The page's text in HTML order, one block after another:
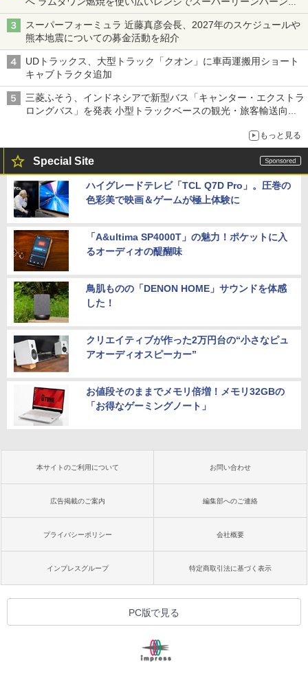
焼を実現
スーパーフォーミュラ 近藤真彦会長、2027年のスケジュールや
熊本地震についての募金活動を紹介
UDトラックス、大型トラック「クオン」に車両運搬用ショート
キャブトラクタ追加
三菱ふそう、インドネシアで新型バス「キャンター・エクストラ
ロングバス」を発表 小型トラックベースの観光・旅客輸送向け
もっと見る
Special Site
ハイグレードテレビ「TCL Q7D Pro」。圧巻の
色彩美で映画＆ゲームが極上体験に
「A&ultima SP4000T」の魅力！ポケットに入
るオーディオの醍醐味
鳥肌ものの「DENON HOME」サウンドを体感
した！
クリエイティブが作った2万円台の“小さなピュ
アオーディオスピーカー”
お値段そのままでメモリ倍増！メモリ32GBの
「お得なゲーミングノート」
本サイトのご利用について お問い合わせ
広告掲載のご案内 編集部へのご連絡
プライバシーポリシー 会社概要
インプレスグループ 特定商取引法に基づく表示
PC版で見る